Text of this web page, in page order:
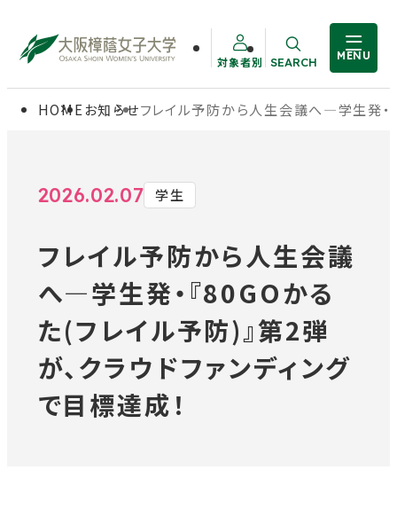
対象者別 SEARCH MENU
在学生の方
教職員の方
卒業生の方
サイト内検索
学部・大学院
学生生活
就職・資格
入試情報
HOME お知らせフレイル予防から人生会議へ―学生発・
2026.02.07 学生
フレイル予防から人生会議
へ―学生発・『80GOかる
た(フレイル予防)』第2弾
が、クラウドファンディング
で目標達成！